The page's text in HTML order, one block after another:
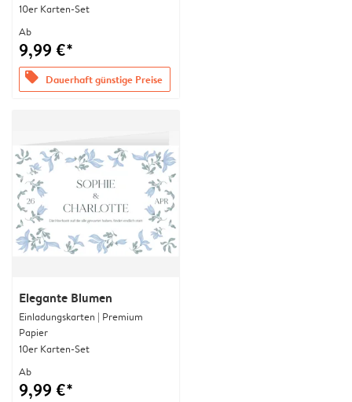
10er Karten-Set
Ab
9,99 €*
offers Dauerhaft günstige Preise
Elegante Blumen
Einladungskarten | Premium
Papier
10er Karten-Set
Ab
9,99 €*